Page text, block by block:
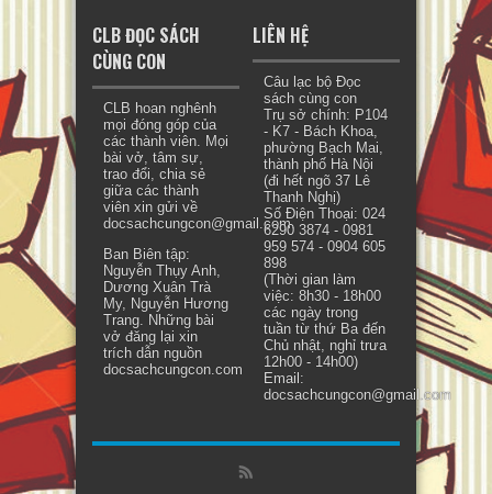
CLB ĐỌC SÁCH
CÙNG CON
CLB hoan nghênh
mọi đóng góp của
các thành viên. Mọi
bài vở, tâm sự,
trao đổi, chia sẻ
giữa các thành
viên xin gửi về
docsachcungcon@gmail.com.
Ban Biên tập:
Nguyễn Thụy Anh,
Dương Xuân Trà
My, Nguyễn Hương
Trang. Những bài
vở đăng lại xin
trích dẫn nguồn
docsachcungcon.com
LIÊN HỆ
Câu lạc bộ Đọc
sách cùng con
Trụ sở chính: P104
- K7 - Bách Khoa,
phường Bạch Mai,
thành phố Hà Nội
(đi hết ngõ 37 Lê
Thanh Nghị)
Số Điện Thoại: 024
6290 3874 - 0981
959 574 - 0904 605
898
(Thời gian làm
việc: 8h30 - 18h00
các ngày trong
tuần từ thứ Ba đến
Chủ nhật, nghỉ trưa
12h00 - 14h00)
Email:
docsachcungcon@gmail.com